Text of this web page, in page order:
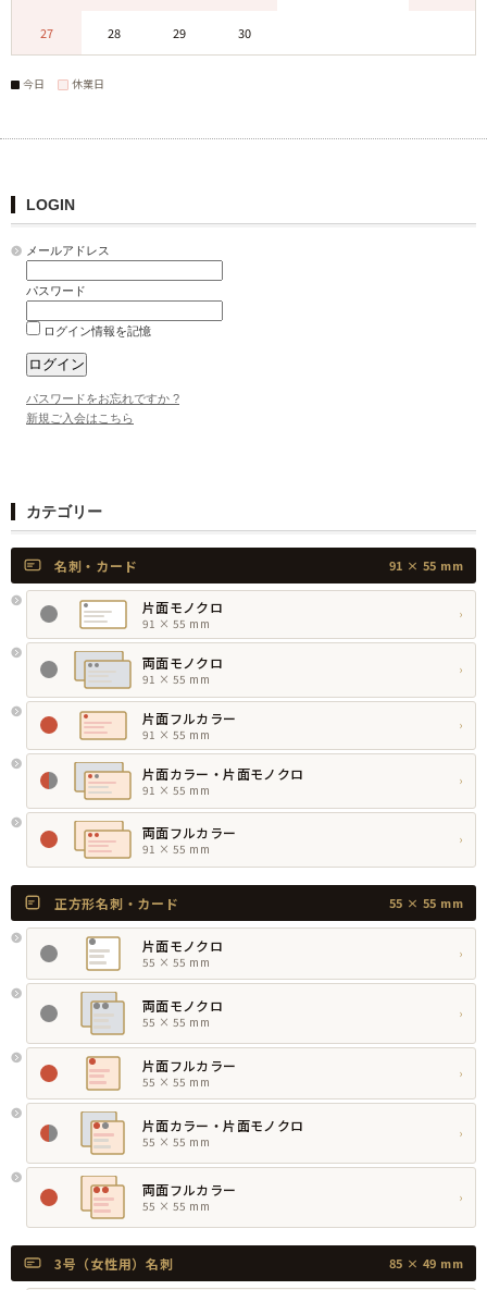
27 28 29 30
今日 休業日
LOGIN
メールアドレス
パスワード
ログイン情報を記憶
パスワードをお忘れですか ?
新規ご入会はこちら
カテゴリー
名刺・カード 91 × 55 mm
片面モノクロ
91 × 55 mm
›
両面モノクロ
91 × 55 mm
›
片面フルカラー
91 × 55 mm
›
片面カラー・片面モノクロ
91 × 55 mm
›
両面フルカラー
91 × 55 mm
›
正方形名刺・カード 55 × 55 mm
片面モノクロ
55 × 55 mm
›
両面モノクロ
55 × 55 mm
›
片面フルカラー
55 × 55 mm
›
片面カラー・片面モノクロ
55 × 55 mm
›
両面フルカラー
55 × 55 mm
›
3号（女性用）名刺 85 × 49 mm